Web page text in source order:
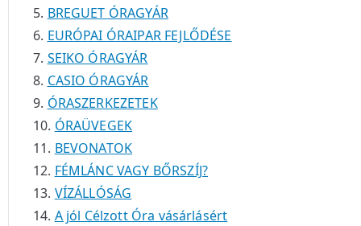
BREGUET ÓRAGYÁR
EURÓPAI ÓRAIPAR FEJLŐDÉSE
SEIKO ÓRAGYÁR
CASIO ÓRAGYÁR
ÓRASZERKEZETEK
ÓRAÜVEGEK
BEVONATOK
FÉMLÁNC VAGY BŐRSZÍJ?
VÍZÁLLÓSÁG
A jól Célzott Óra vásárlásért